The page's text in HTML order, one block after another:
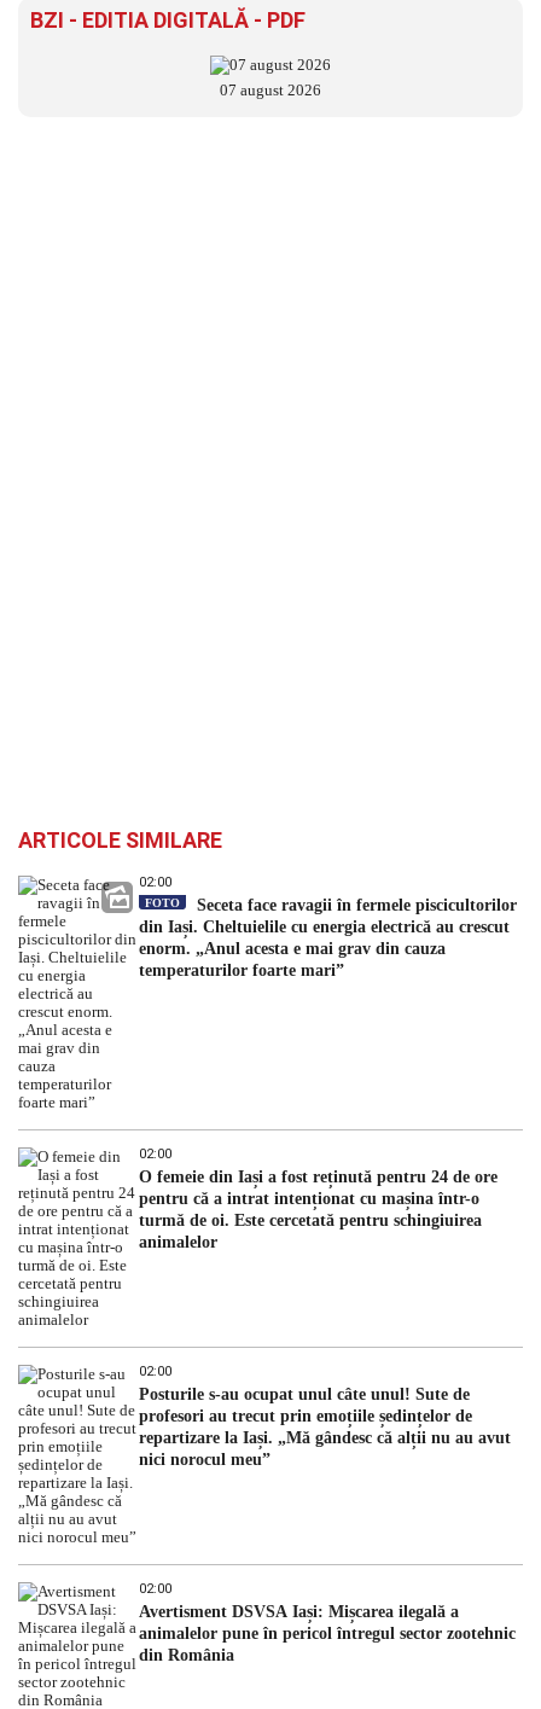
BZI - EDITIA DIGITALĂ - PDF
07 august 2026
ARTICOLE SIMILARE
02:00
FOTO
Seceta face ravagii în fermele piscicultorilor
din Iași. Cheltuielile cu energia electrică au crescut
enorm. „Anul acesta e mai grav din cauza
temperaturilor foarte mari”
02:00
O femeie din Iași a fost reținută pentru 24 de ore
pentru că a intrat intenționat cu mașina într-o
turmă de oi. Este cercetată pentru schingiuirea
animalelor
02:00
Posturile s-au ocupat unul câte unul! Sute de
profesori au trecut prin emoțiile ședințelor de
repartizare la Iași. „Mă gândesc că alții nu au avut
nici norocul meu”
02:00
Avertisment DSVSA Iași: Mișcarea ilegală a
animalelor pune în pericol întregul sector zootehnic
din România